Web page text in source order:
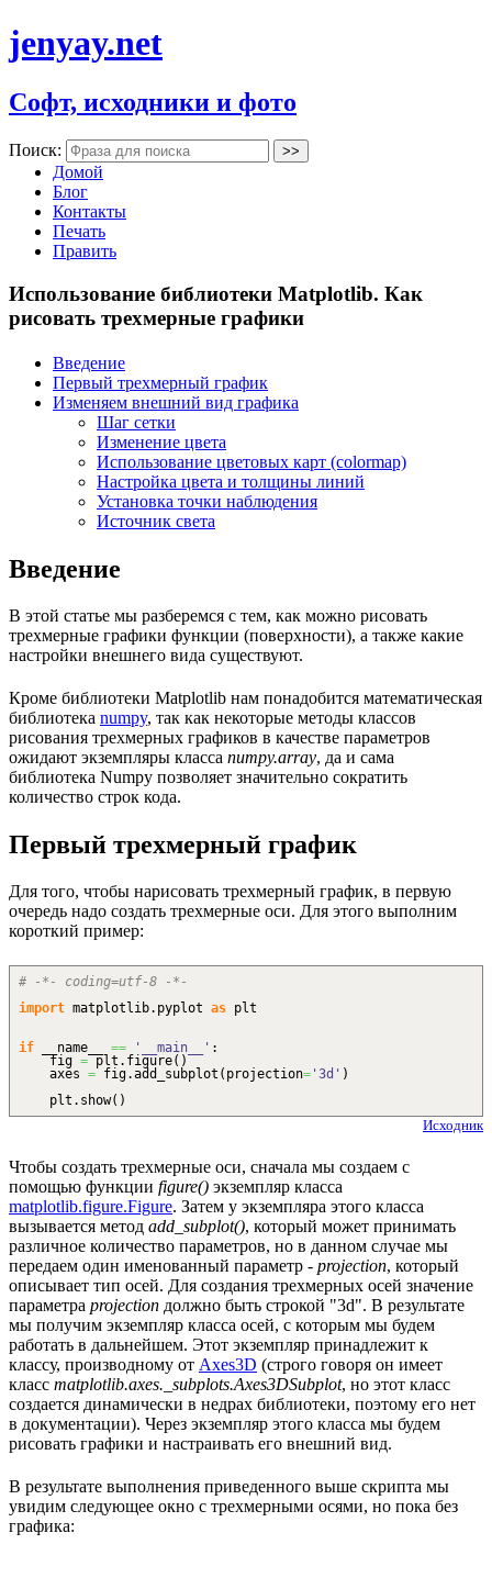
jenyay.net
Софт, исходники и фото
Поиск:
Домой
Блог
Контакты
Печать
Править
Использование библиотеки Matplotlib. Как
рисовать трехмерные графики
Введение
Первый трехмерный график
Изменяем внешний вид графика
Шаг сетки
Изменение цвета
Использование цветовых карт (colormap)
Настройка цвета и толщины линий
Установка точки наблюдения
Источник света
Введение
В этой статье мы разберемся с тем, как можно рисовать
трехмерные графики функции (поверхности), а также какие
настройки внешнего вида существуют.
Кроме библиотеки Matplotlib нам понадобится математическая
библиотека numpy, так как некоторые методы классов
рисования трехмерных графиков в качестве параметров
ожидают экземпляры класса numpy.array, да и сама
библиотека Numpy позволяет значительно сократить
количество строк кода.
Первый трехмерный график
Для того, чтобы нарисовать трехмерный график, в первую
очередь надо создать трехмерные оси. Для этого выполним
короткий пример:
# -*- coding=utf-8 -*-
import matplotlib. pyplot as plt
if __name__ == '__main__' :
fig =plt. figure( )
axes =fig.add_subplot ( projection= '3d' )
plt. show( )
Исходник
Чтобы создать трехмерные оси, сначала мы создаем с
помощью функции figure() экземпляр класса
matplotlib.figure.Figure. Затем у экземпляра этого класса
вызывается метод add_subplot(), который может принимать
различное количество параметров, но в данном случае мы
передаем один именованный параметр - projection, который
описывает тип осей. Для создания трехмерных осей значение
параметра projection должно быть строкой "3d". В результате
мы получим экземпляр класса осей, с которым мы будем
работать в дальнейшем. Этот экземпляр принадлежит к
классу, производному от Axes3D (строго говоря он имеет
класс matplotlib.axes._subplots.Axes3DSubplot, но этот класс
создается динамически в недрах библиотеки, поэтому его нет
в документации). Через экземпляр этого класса мы будем
рисовать графики и настраивать его внешний вид.
В результате выполнения приведенного выше скрипта мы
увидим следующее окно с трехмерными осями, но пока без
графика: